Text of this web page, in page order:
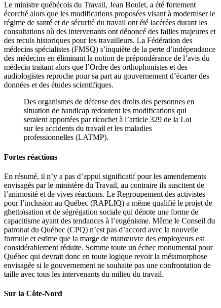
Le ministre québécois du Travail, Jean Boulet, a été fortement
écorché alors que les modifications proposées visant à moderniser le
régime de santé et de sécurité du travail ont été lacérées durant les
consultations où des intervenants ont dénoncé des failles majeures et
des reculs historiques pour les travailleurs. La Fédération des
médecins spécialistes (FMSQ) s’inquiète de la perte d’indépendance
des médecins en éliminant la notion de prépondérance de l’avis du
médecin traitant alors que l’Ordre des orthophonistes et des
audiologistes reproche pour sa part au gouvernement d’écarter des
données et des études scientifiques.
Des organismes de défense des droits des personnes en
situation de handicap redoutent les modifications qui
seraient apportées par ricochet à l’article 329 de la Loi
sur les accidents du travail et les maladies
professionnelles (LATMP).
Fortes réactions
En résumé, il n’y a pas d’appui significatif pour les amendements
envisagés par le ministère du Travail, au contraire ils suscitent de
l’animosité et de vives réactions. Le Regroupement des activistes
pour l’inclusion au Québec (RAPLIQ) a même qualifié le projet de
ghettoïsation et de ségrégation sociale qui dénote une forme de
capacitisme ayant des tendances à l’eugénisme. Même le Conseil du
patronat du Québec (CPQ) n’est pas d’accord avec la nouvelle
formule et estime que la marge de manœuvre des employeurs est
considérablement réduite. Somme toute un échec monumental pour
Québec qui devrait donc en toute logique revoir la métamorphose
envisagée si le gouvernement ne souhaite pas une confrontation de
taille avec tous les intervenants du milieu du travail.
Sur la Côte-Nord